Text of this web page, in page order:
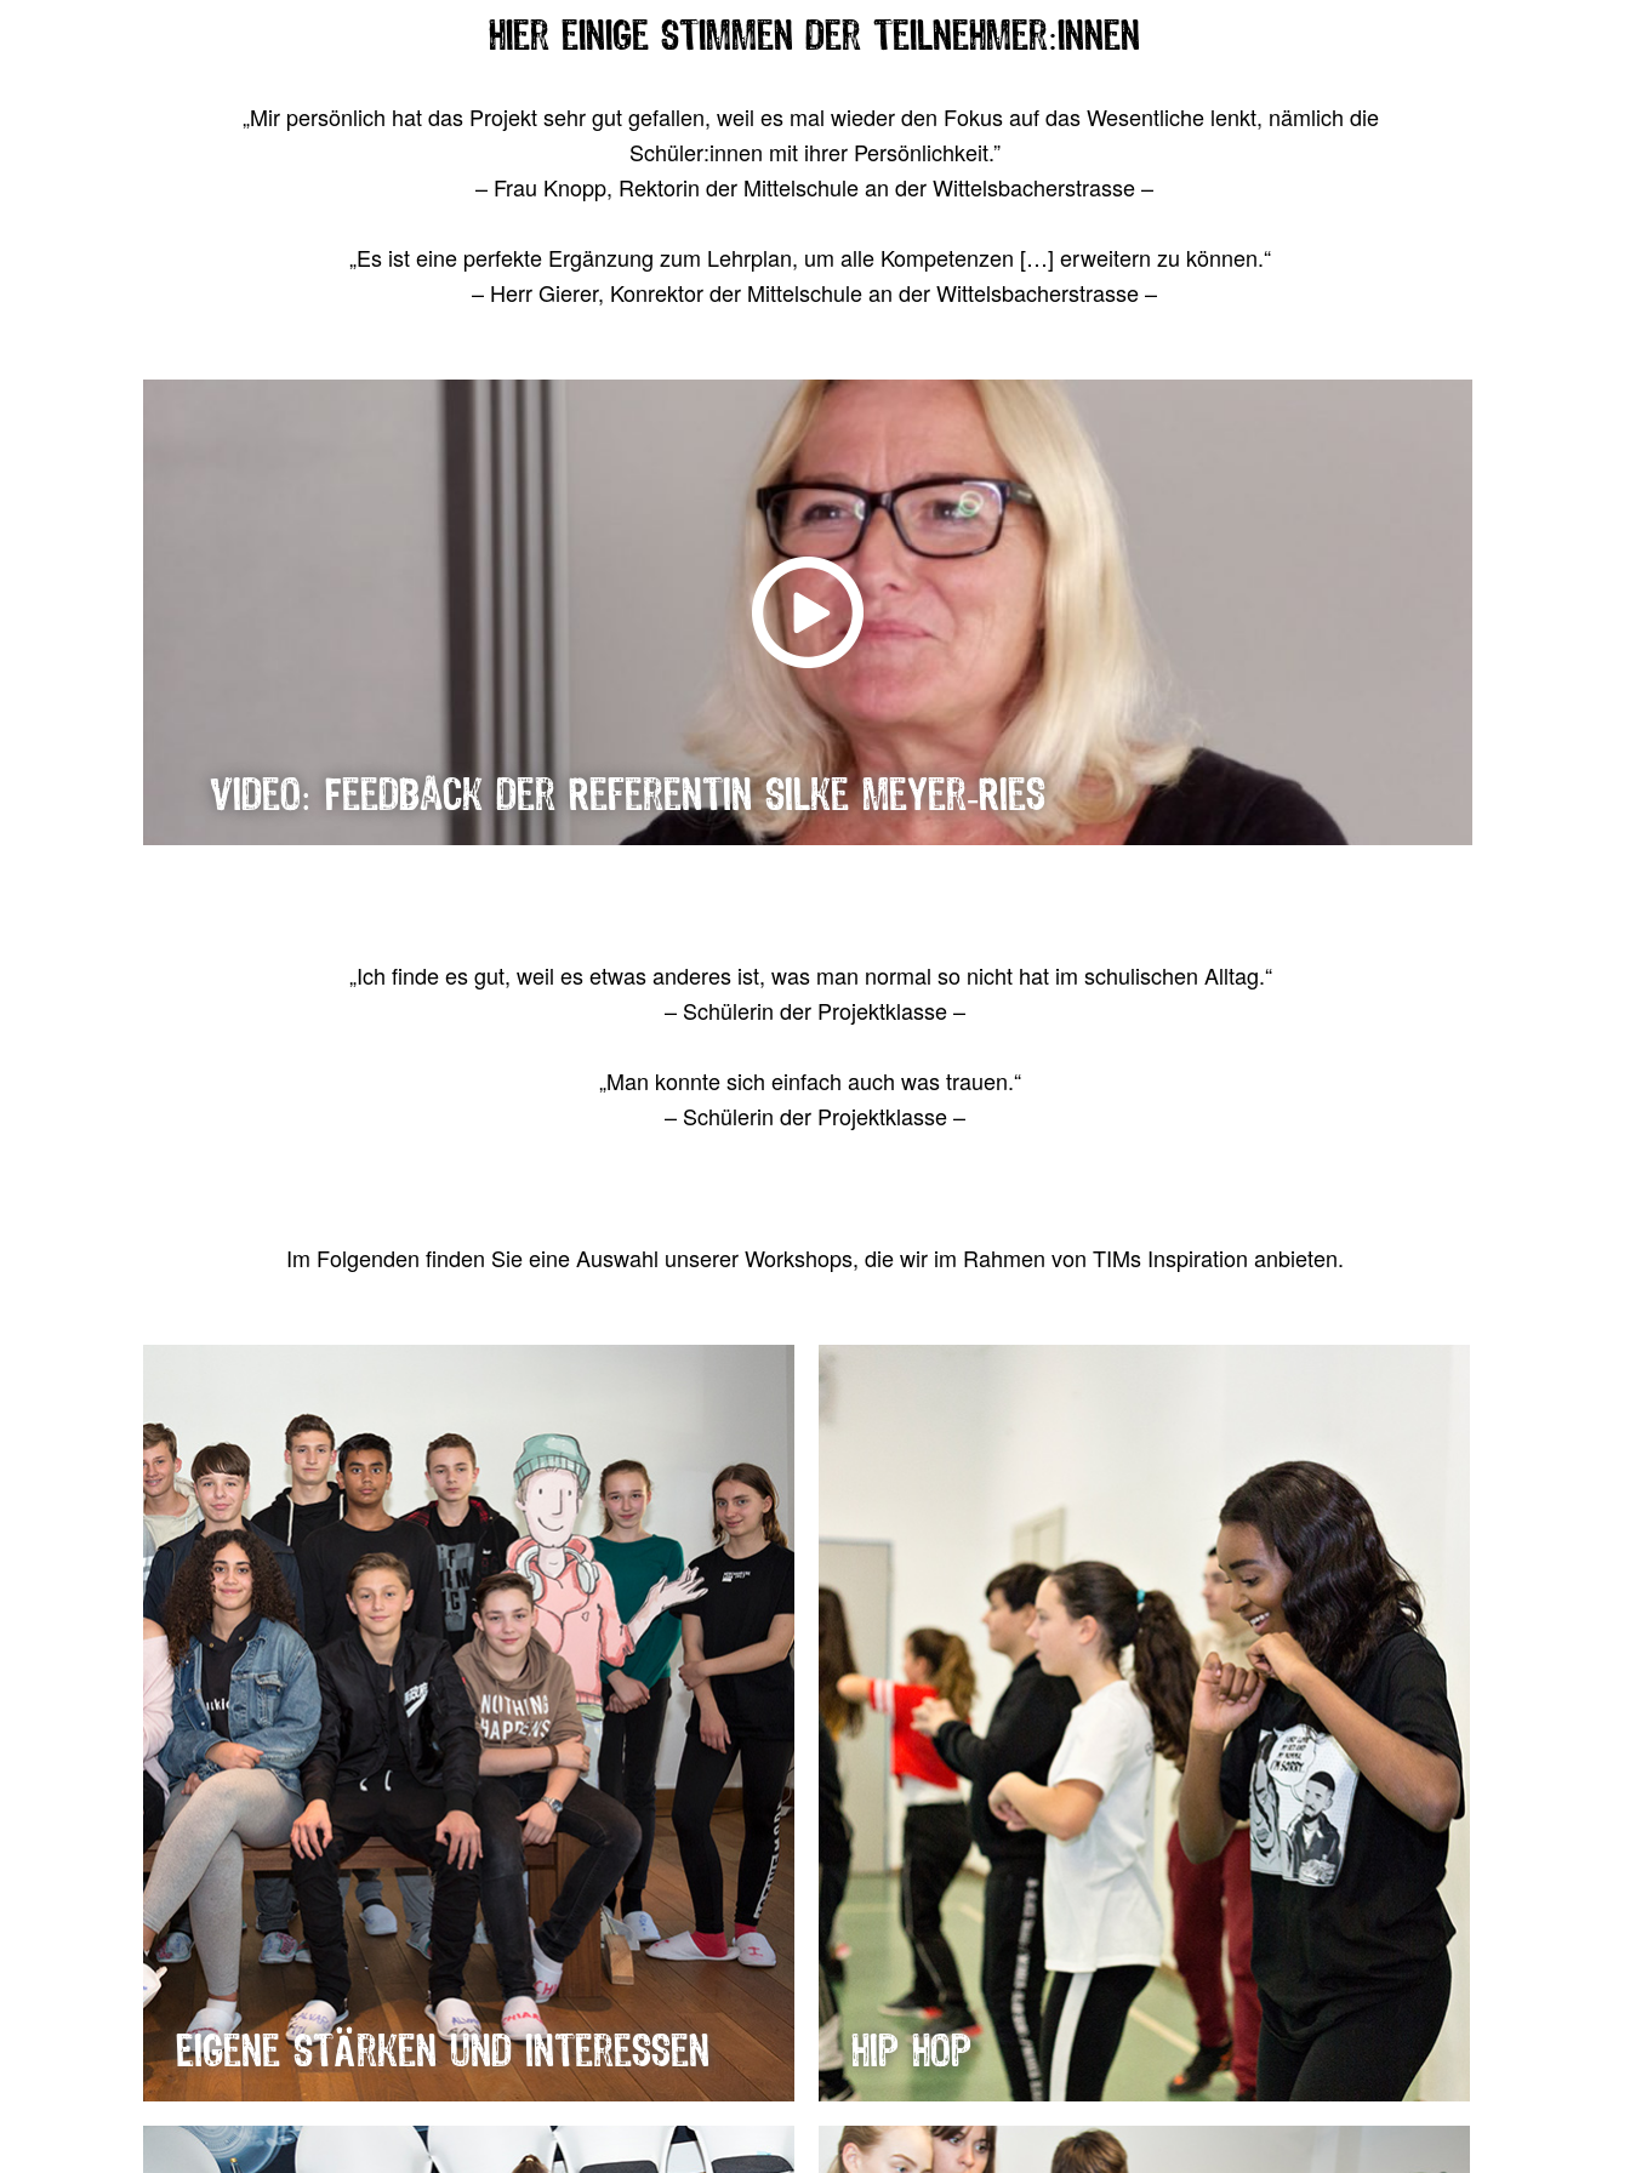
Hier einige Stimmen der Teilnehmer:innen
„Mir per­sön­lich hat das Pro­jekt sehr gut gefal­len, weil es mal wie­der den Fokus auf das Wesent­li­che lenkt, näm­lich die
Schüler:innen mit ihrer Persönlichkeit.”
– Frau Knopp, Rek­to­rin der Mit­tel­schu­le an der Wittelsbacherstrasse –
„Es ist eine per­fek­te Ergän­zung zum Lehr­plan, um alle Kom­pe­ten­zen […] erwei­tern zu können.“
– Herr Gie­rer, Kon­rek­tor der Mit­tel­schu­le an der Wittelsbacherstrasse –
Video: Feedback der Referentin Silke Meyer-Ries
„Ich fin­de es gut, weil es etwas ande­res ist, was man nor­mal so nicht hat im schu­li­schen Alltag.“
– Schü­le­rin der Projektklasse –
„Man konn­te sich ein­fach auch was trauen.“
– Schü­le­rin der Projektklasse –
Im Fol­gen­den fin­den Sie eine Aus­wahl unse­rer Work­shops, die wir im Rah­men von TIMs Inspi­ra­ti­on anbieten.
Eigene Stärken und Interessen Hip Hop